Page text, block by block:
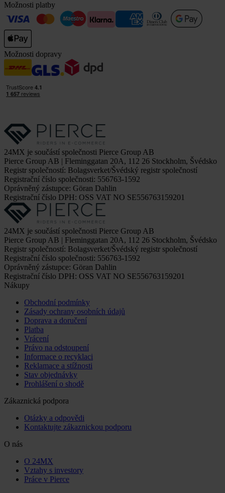
Možnosti platby
Možnosti dopravy
24MX je součástí společnosti Pierce Group AB
Pierce Group AB | Fleminggatan 20A, 112 26 Stockholm, Švédsko
Registr společností: Bolagsverket/Švédský registr společností
Registrační číslo společnosti: 556763-1592
Oprávněný zástupce: Göran Dahlin
Registrační číslo DPH: OSS VAT NO SE556763159201
24MX je součástí společnosti Pierce Group AB
Pierce Group AB | Fleminggatan 20A, 112 26 Stockholm, Švédsko
Registr společností: Bolagsverket/Švédský registr společností
Registrační číslo společnosti: 556763-1592
Oprávněný zástupce: Göran Dahlin
Registrační číslo DPH: OSS VAT NO SE556763159201
Nákupy
Obchodní podmínky
Zásady ochrany osobních údajů
Doprava a doručení
Platba
Vrácení
Právo na odstoupení
Informace o recyklaci
Reklamace a stížnosti
Stav objednávky
Prohlášení o shodě
Zákaznická podpora
Otázky a odpovědi
Kontaktujte zákaznickou podporu
O nás
O 24MX
Vztahy s investory
Práce v Pierce